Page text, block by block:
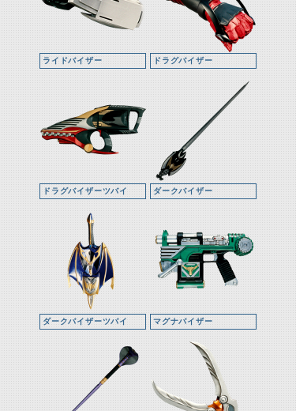
ライドバイザー ドラグバイザー
ドラグバイザーツバイ ダークバイザー
ダークバイザーツバイ マグナバイザー